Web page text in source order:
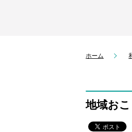
ホーム
地域お